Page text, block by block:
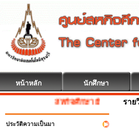
หน้าหลัก นักศึกษา
สหกิจศึกษา ยินดีต้อนรับ
ประวัติความเป็นมา
ราย